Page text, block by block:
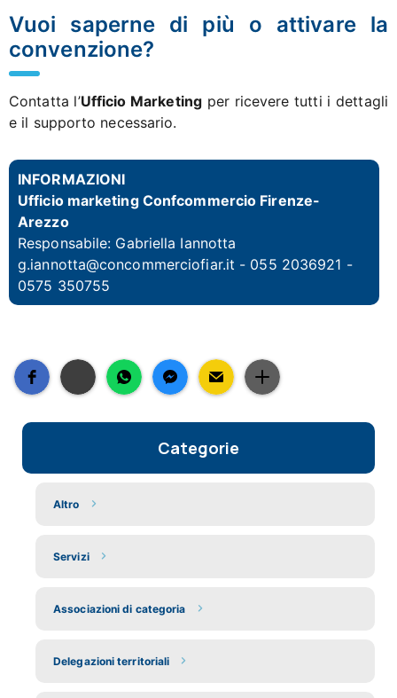
Vuoi saperne di più o attivare la
convenzione?
Contatta l’Ufficio Marketing per ricevere tutti i dettagli
e il supporto necessario.
INFORMAZIONI
Ufficio marketing Confcommercio Firenze-
Arezzo
Responsabile: Gabriella Iannotta
g.iannotta@concommerciofiar.it - 055 2036921 -
0575 350755
Categorie
Altro
Servizi
Associazioni di categoria
Delegazioni territoriali